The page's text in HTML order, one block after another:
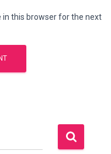
in this browser for the next